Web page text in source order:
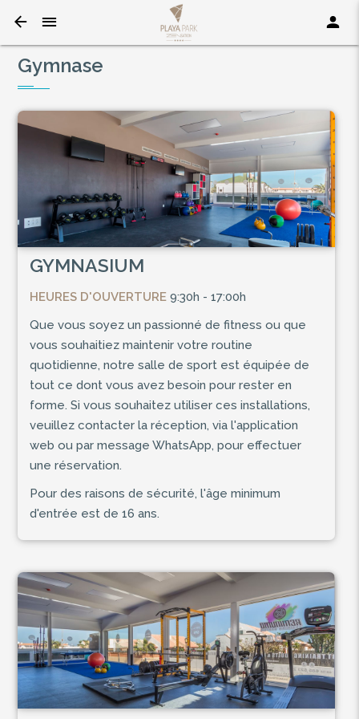
Gymnase
GYMNASIUM
HEURES D'OUVERTURE 9:30h - 17:00h
Que vous soyez un passionné de fitness ou que
vous souhaitiez maintenir votre routine
quotidienne, notre salle de sport est équipée de
tout ce dont vous avez besoin pour rester en
forme. Si vous souhaitez utiliser ces installations,
veuillez contacter la réception, via l'application
web ou par message WhatsApp, pour effectuer
une réservation.
Pour des raisons de sécurité, l'âge minimum
d'entrée est de 16 ans.